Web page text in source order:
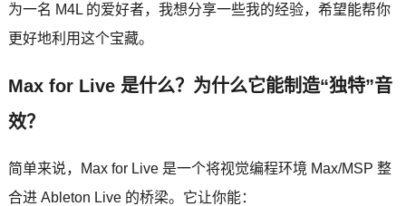
为一名 M4L 的爱好者，我想分享一些我的经验，希望能帮你
更好地利用这个宝藏。
Max for Live 是什么？为什么它能制造“独特”音
效？
简单来说，Max for Live 是一个将视觉编程环境 Max/MSP 整
合进 Ableton Live 的桥梁。它让你能：